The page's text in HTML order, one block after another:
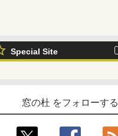
Special Site
窓の杜 をフォローする